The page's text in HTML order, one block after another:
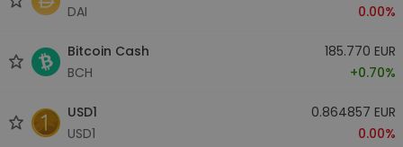
DAI
0.00%
Bitcoin Cash
BCH
185.770 EUR
+0.70%
USD1
USD1
0.864857 EUR
0.00%